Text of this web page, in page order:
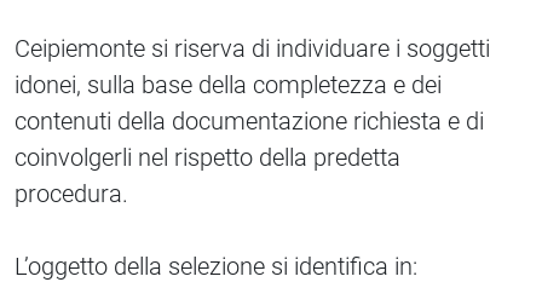
Ceipiemonte si riserva di individuare i soggetti
idonei, sulla base della completezza e dei
contenuti della documentazione richiesta e di
coinvolgerli nel rispetto della predetta
procedura.
L’oggetto della selezione si identifica in: